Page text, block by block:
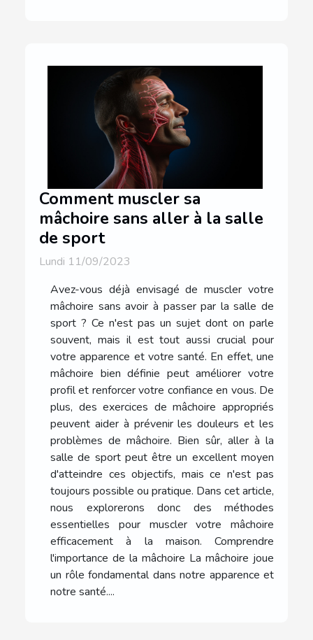
Comment muscler sa
mâchoire sans aller à la salle
de sport
Lundi 11/09/2023
Avez-vous déjà envisagé de muscler votre
mâchoire sans avoir à passer par la salle de
sport ? Ce n'est pas un sujet dont on parle
souvent, mais il est tout aussi crucial pour
votre apparence et votre santé. En effet, une
mâchoire bien définie peut améliorer votre
profil et renforcer votre confiance en vous. De
plus, des exercices de mâchoire appropriés
peuvent aider à prévenir les douleurs et les
problèmes de mâchoire. Bien sûr, aller à la
salle de sport peut être un excellent moyen
d'atteindre ces objectifs, mais ce n'est pas
toujours possible ou pratique. Dans cet article,
nous explorerons donc des méthodes
essentielles pour muscler votre mâchoire
efficacement à la maison. Comprendre
l'importance de la mâchoire La mâchoire joue
un rôle fondamental dans notre apparence et
notre santé....